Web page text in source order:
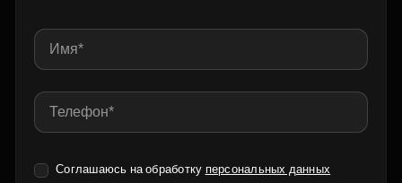
Соглашаюсь на обработку персональных данных